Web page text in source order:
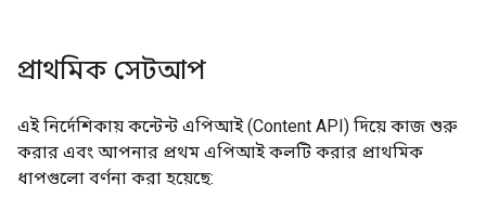
প্রাথমিক সেটআপ
এই নির্দেশিকায় কন্টেন্ট এপিআই (Content API) দিয়ে কাজ শুরু
করার এবং আপনার প্রথম এপিআই কলটি করার প্রাথমিক
ধাপগুলো বর্ণনা করা হয়েছে: